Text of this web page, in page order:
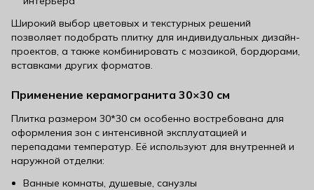
Широкий выбор цветовых и текстурных решений
позволяет подобрать плитку для индивидуальных дизайн-
проектов, а также комбинировать с мозаикой, бордюрами,
вставками других форматов.
Применение керамогранита 30×30 см
Плитка размером 30*30 см особенно востребована для
оформления зон с интенсивной эксплуатацией и
перепадами температур. Её используют для внутренней и
наружной отделки:
Ванные комнаты, душевые, санузлы